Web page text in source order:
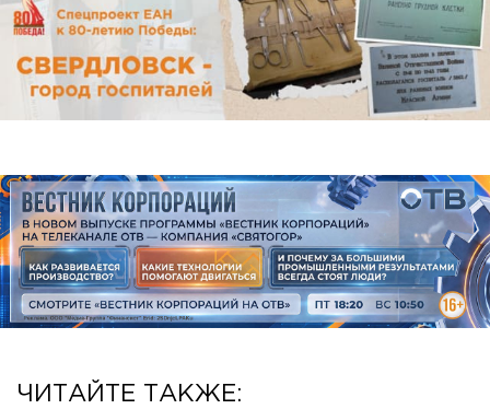
ЧИТАЙТЕ ТАКЖЕ: